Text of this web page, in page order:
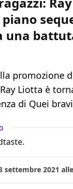
una
promozione
Liotta è
di Quei
settembre 2021